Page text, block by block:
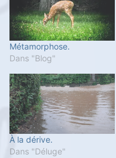
Métamorphose.
Dans "Blog"
À la dérive.
Dans "Déluge"